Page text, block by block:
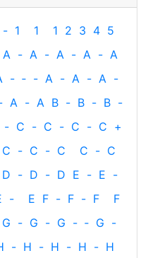
- 1 1 1 2 3 4 5
A - A - A - A - A
- ‐ - A - A - A -
A - A B - B - B -
- C - C - C - C +
C - C - C C - C
D - D - D E - E -
- E F - F - F
F
G - G - G - ‐ G -
- H - H - H - H